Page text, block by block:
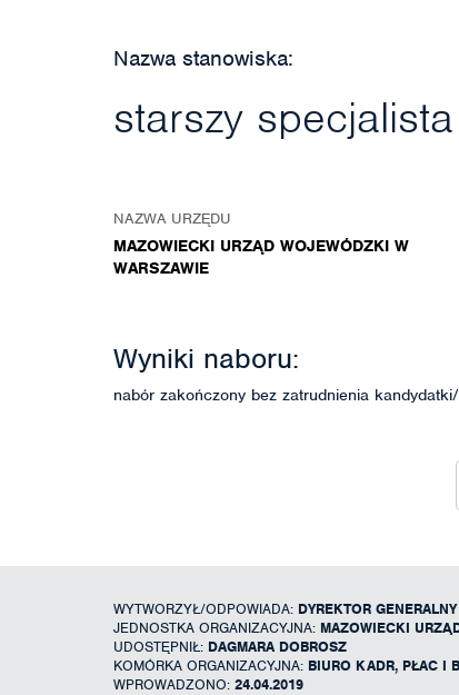
Nazwa stanowiska:
starszy specjalista
NAZWA URZĘDU
MAZOWIECKI URZĄD WOJEWÓDZKI W
WARSZAWIE
Wyniki naboru:
nabór zakończony bez zatrudnienia
WYTWORZYŁ/ODPOWIADA: DYREKTOR GENERALNY
JEDNOSTKA ORGANIZACYJNA: MAZOWIECKI
UDOSTĘPNIŁ: DAGMARA DOBROSZ
KOMÓRKA ORGANIZACYJNA: BIURO KADR, PŁAC I
WPROWADZONO: 24.04.2019